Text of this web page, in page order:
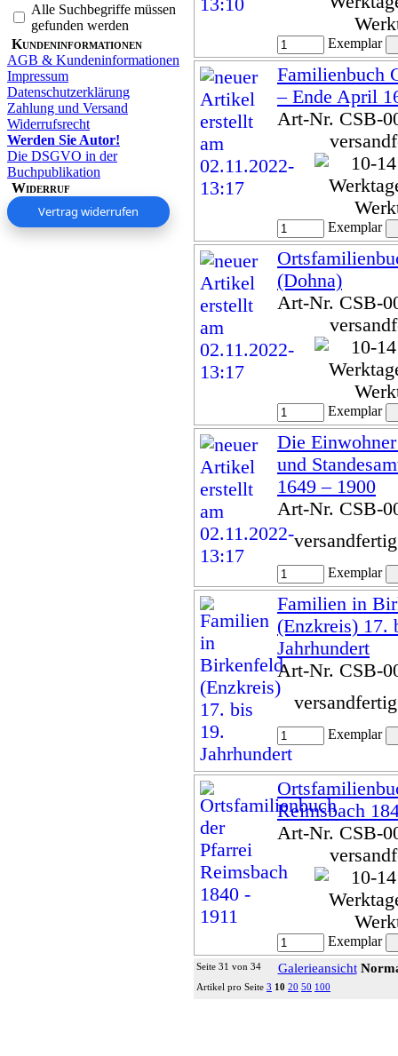
Alle Suchbegriffe müssen
gefunden werden
Kundeninformationen
AGB & Kundeninformationen
Impressum
Datenschutzerklärung
Zahlung und Versand
Widerrufsrecht
Werden Sie Autor!
Die DSGVO in der
Buchpublikation
Widerruf
Vertrag widerrufen
Exemplar
Familienbuch
– Ende April
Art-Nr. CSB-
Exemplar
(Dohna)
Art-Nr. CSB-
Exemplar
Die
und
1649 – 1900
Art-Nr. CSB-
Exemplar
Familien in
(Enzkreis) 17.
Jahrhundert
Art-Nr. CSB-
Exemplar
Reimsbach
Art-Nr. CSB-
Exemplar
Seite 31 von 34 Galerieansicht
Artikel pro Seite 3 10 20 50 100